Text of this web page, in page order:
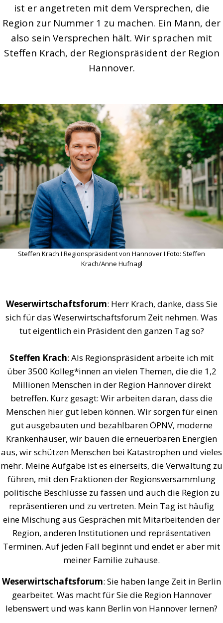
ist er angetreten mit dem Versprechen, die
Region zur Nummer 1 zu machen. Ein Mann, der
also sein Versprechen hält. Wir sprachen mit
Steffen Krach, der Regionspräsident der Region
Hannover.
Steffen Krach I Regionspräsident von Hannover I Foto: Steffen
Krach/Anne Hufnagl
Weserwirtschaftsforum: Herr Krach, danke, dass Sie
sich für das Weserwirtschaftsforum Zeit nehmen. Was
tut eigentlich ein Präsident den ganzen Tag so?
Steffen Krach: Als Regionspräsident arbeite ich mit
über 3500 Kolleg*innen an vielen Themen, die die 1,2
Millionen Menschen in der Region Hannover direkt
betreffen. Kurz gesagt: Wir arbeiten daran, dass die
Menschen hier gut leben können. Wir sorgen für einen
gut ausgebauten und bezahlbaren ÖPNV, moderne
Krankenhäuser, wir bauen die erneuerbaren Energien
aus, wir schützen Menschen bei Katastrophen und vieles
mehr. Meine Aufgabe ist es einerseits, die Verwaltung zu
führen, mit den Fraktionen der Regionsversammlung
politische Beschlüsse zu fassen und auch die Region zu
repräsentieren und zu vertreten. Mein Tag ist häufig
eine Mischung aus Gesprächen mit Mitarbeitenden der
Region, anderen Institutionen und repräsentativen
Terminen. Auf jeden Fall beginnt und endet er aber mit
meiner Familie zuhause.
Weserwirtschaftsforum: Sie haben lange Zeit in Berlin
gearbeitet. Was macht für Sie die Region Hannover
lebenswert und was kann Berlin von Hannover lernen?